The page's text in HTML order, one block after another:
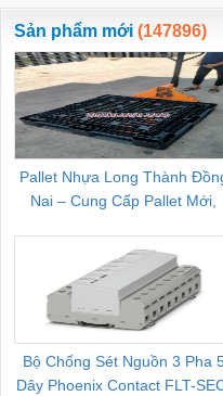
ewara
Sản phẩm mới (147896)
Pallet Nhựa Long Thành
Nai – Cung Cấp Pallet Mới,
Bộ Chống Sét Nguồn 3 Pha
Dây Phoenix Contact FLT-